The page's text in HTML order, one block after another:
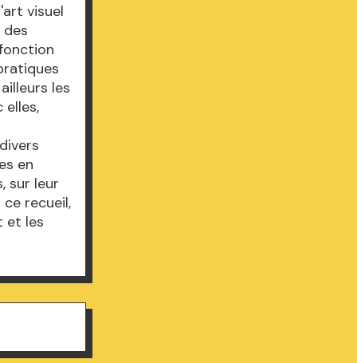
visuel
les
elles,
en
sur leur
recueil,
et les